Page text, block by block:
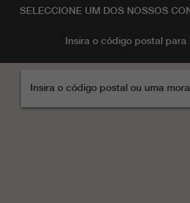
SELECCIONE UM DOS NOSSOS
Insira o código postal